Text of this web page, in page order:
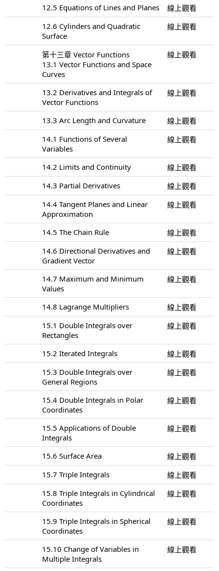
12.5 Equations of Lines and Planes
線上觀看
12.6 Cylinders and Quadratic
Surface
線上觀看
第十三章 Vector Functions
13.1 Vector Functions and Space
Curves
線上觀看
13.2 Derivatives and Integrals of
Vector Functions
線上觀看
13.3 Arc Length and Curvature
線上觀看
14.1 Functions of Several
Variables
線上觀看
14.2 Limits and Continuity
線上觀看
14.3 Partial Derivatives
線上觀看
14.4 Tangent Planes and Linear
Approximation
線上觀看
14.5 The Chain Rule
線上觀看
14.6 Directional Derivatives and
Gradient Vector
線上觀看
14.7 Maximum and Minimum
Values
線上觀看
14.8 Lagrange Multipliers
線上觀看
15.1 Double Integrals over
Rectangles
線上觀看
15.2 Iterated Integrals
線上觀看
15.3 Double Integrals over
General Regions
線上觀看
15.4 Double Integrals in Polar
Coordinates
線上觀看
15.5 Applications of Double
Integrals
線上觀看
15.6 Surface Area
線上觀看
15.7 Triple Integrals
線上觀看
15.8 Triple Integrals in Cylindrical
Coordinates
線上觀看
15.9 Triple Integrals in Spherical
Coordinates
線上觀看
15.10 Change of Variables in
Multiple Integrals
線上觀看